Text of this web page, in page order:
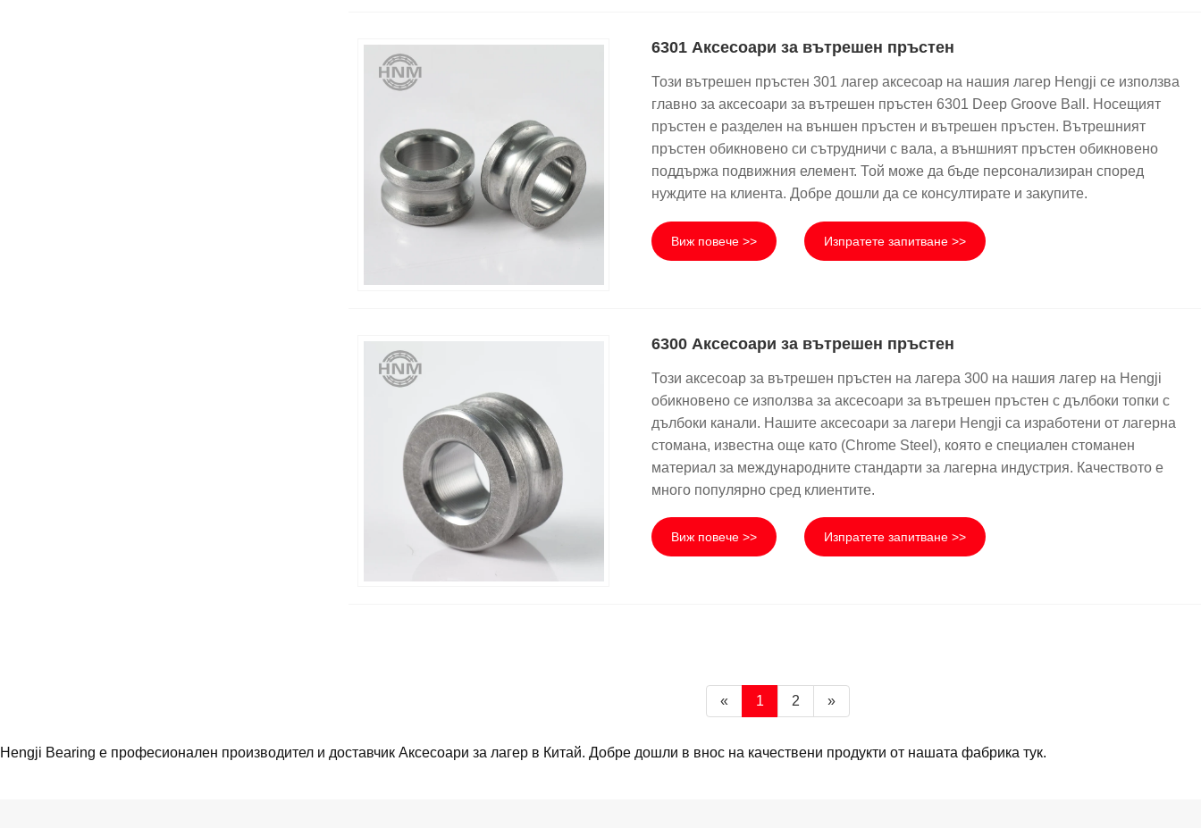
6301 Аксесоари за вътрешен пръстен
Този вътрешен пръстен 301 лагер аксесоар на нашия лагер Hengji се използва
главно за аксесоари за вътрешен пръстен 6301 Deep Groove Ball. Носещият
пръстен е разделен на външен пръстен и вътрешен пръстен. Вътрешният
пръстен обикновено си сътрудничи с вала, а външният пръстен обикновено
поддържа подвижния елемент. Той може да бъде персонализиран според
нуждите на клиента. Добре дошли да се консултирате и закупите.
Виж повече >> Изпратете запитване >>
6300 Аксесоари за вътрешен пръстен
Този аксесоар за вътрешен пръстен на лагера 300 на нашия лагер на Hengji
обикновено се използва за аксесоари за вътрешен пръстен с дълбоки топки с
дълбоки канали. Нашите аксесоари за лагери Hengji са изработени от лагерна
стомана, известна още като (Chrome Steel), която е специален стоманен
материал за международните стандарти за лагерна индустрия. Качеството е
много популярно сред клиентите.
Виж повече >> Изпратете запитване >>
« 1 2 »
Hengji Bearing е професионален производител и доставчик Аксесоари за лагер в Китай. Добре дошли в внос на качествени продукти от нашата фабрика тук.